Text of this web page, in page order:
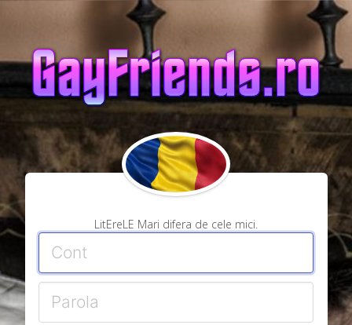
LitEreLE Mari difera de cele mici.